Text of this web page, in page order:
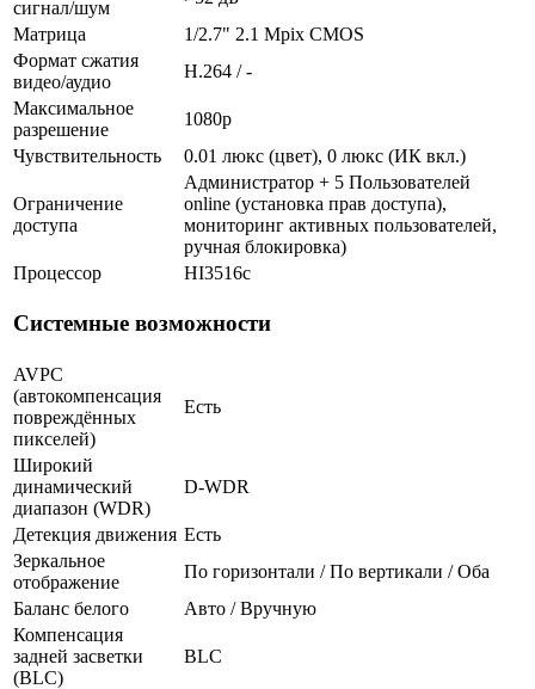
сигнал/шум
Матрица
1/2.7" 2.1 Mpix CMOS
Формат сжатия
видео/аудио
H.264 / -
Максимальное
разрешение
1080p
Чувствительность
0.01 люкс (цвет), 0 люкс (ИК вкл.)
Ограничение
доступа
Администратор + 5 Пользователей
online (установка прав доступа),
мониторинг активных пользователей,
ручная блокировка)
Процессор
HI3516c
Системные возможности
AVPC
(автокомпенсация
повреждённых
пикселей)
Есть
Широкий
динамический
диапазон (WDR)
D-WDR
Детекция движения Есть
Зеркальное
отображение
По горизонтали / По вертикали / Оба
Баланс белого
Авто / Вручную
Компенсация
задней засветки
(BLC)
BLC